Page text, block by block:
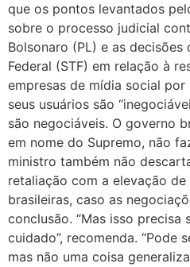
que os pontos levantados
sobre o processo judicial
Bolsonaro (PL) e as decisões
Federal (STF) em relação à
empresas de mídia social
seus usuários são
são negociáveis. O governo
em nome do Supremo, não
ministro também não
retaliação com a elevação
brasileiras, caso as
conclusão. “Mas isso precisa
cuidado”, recomenda. “Pode
mas não uma coisa